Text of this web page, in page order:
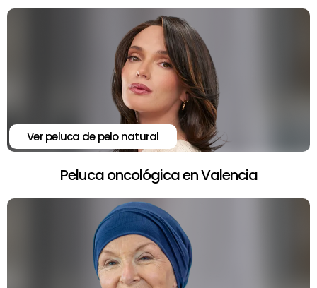
Ver peluca de pelo natural
Peluca oncológica en Valencia